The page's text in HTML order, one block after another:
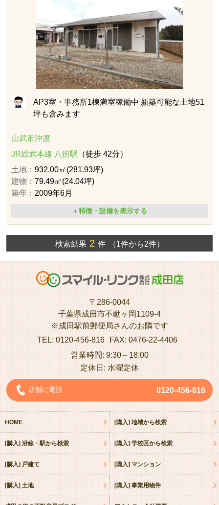
AP3室・事務所1棟満室稼働中 新築可能な土地51
坪も含みます
山武市沖渡
JR総武本線 八街駅 （徒歩 42分）
土地：932.00㎡(281.93坪)
建物：79.49㎡(24.04坪)
築年： 2009年6月
＋特徴・設備を表示する
検索結果2 件 （1件から2件）
〒286-0044
千葉県成田市不動ヶ岡1109-4
※成田駅前郵便局さんのお隣です
TEL: 0120-456-816
FAX: 0476-22-4406
営業時間: 9:30～18:00
定休日: 水曜定休
店舗に電話 0120-456-816
HOME [購入] 地域から検索
[購入] 沿線・駅から検索 [購入] 学校区から検索
[購入] 戸建て [購入] マンション
[購入] 土地 [購入] 事業用物件